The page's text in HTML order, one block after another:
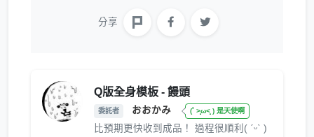
分享
Q版全身模板 - 饅頭
委託者 おおかみ (˚ ˃̣̣̥ω˂̣̣̥ ) 是天使啊
比預期更快收到成品！ 過程很順利( ˊᵕˋ )